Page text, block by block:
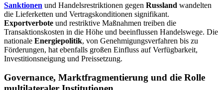
Sanktionen und Handelsrestriktionen gegen Russland wandelten
die Lieferketten und Vertragskonditionen signifikant.
Exportverbote und restriktive Maßnahmen treiben die
Transaktionskosten in die Höhe und beeinflussen Handelswege. Die
nationale Energiepolitik, von Genehmigungsverfahren bis zu
Förderungen, hat ebenfalls großen Einfluss auf Verfügbarkeit,
Investitionsneigung und Preissetzung.
Governance, Marktfragmentierung und die Rolle